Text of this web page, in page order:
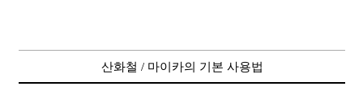
산화철 / 마이카의 기본 사용법